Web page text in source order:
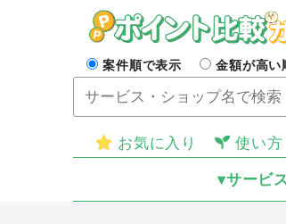
案件順で表示 金額が高い
お気に入り 使い方
▾サービ